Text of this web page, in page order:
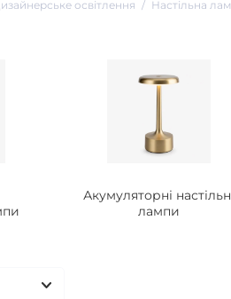
освітлення Настільна
Акумуляторні
лампи